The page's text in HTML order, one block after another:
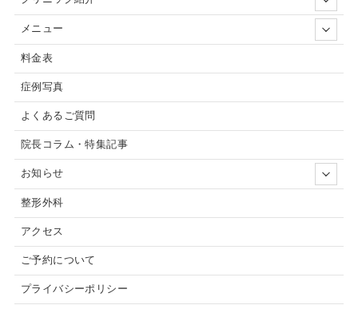
メニュー
料金表
症例写真
よくあるご質問
院長コラム・特集記事
お知らせ
整形外科
アクセス
ご予約について
プライバシーポリシー